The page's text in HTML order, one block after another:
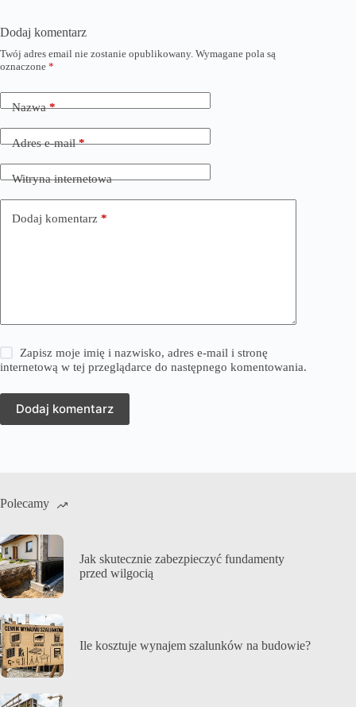
Dodaj komentarz
Twój adres email nie zostanie opublikowany. Wymagane pola są
oznaczone *
Nazwa*
Adres e-mail*
Witryna internetowa
Dodaj komentarz *
Zapisz moje imię i nazwisko, adres e-mail i stronę
internetową w tej przeglądarce do następnego komentowania.
Dodaj komentarz
Polecamy
Jak skutecznie zabezpieczyć fundamenty
przed wilgocią
Ile kosztuje wynajem szalunków na budowie?